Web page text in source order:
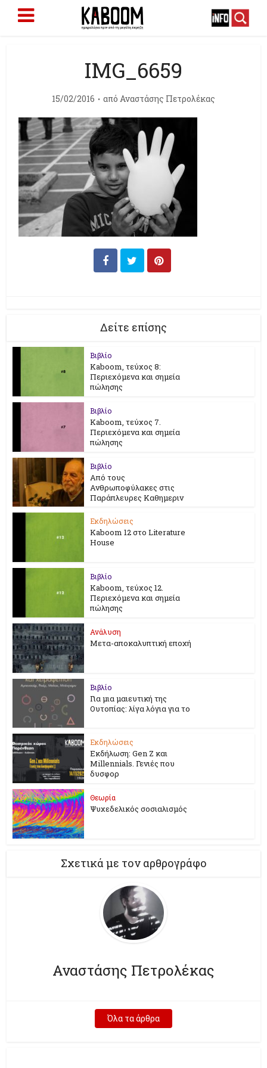
IMG_6659
15/02/2016 από Αναστάσης Πετρολέκας
Δείτε επίσης
Βιβλίο
Kaboom, τεύχος 8:
Περιεχόμενα και σημεία
πώλησης
Βιβλίο
Kaboom, τεύχος 7.
Περιεχόμενα και σημεία
πώλησης
Βιβλίο
Από τους
Ανθρωποφύλακες στις
Παράπλευρες Καθημεριν
Εκδηλώσεις
Kaboom 12 στο Literature
House
Βιβλίο
Kaboom, τεύχος 12.
Περιεχόμενα και σημεία
πώλησης
Ανάλυση
Μετα-αποκαλυπτική εποχή
Βιβλίο
Για μια μαιευτική της
Ουτοπίας: λίγα λόγια για το
Εκδηλώσεις
Εκδήλωση: Gen Z και
Millennials. Γενιές που
δυσφορ
Θεωρία
Ψυχεδελικός σοσιαλισμός
Σχετικά με τον αρθρογράφο
Αναστάσης Πετρολέκας
Όλα τα άρθρα